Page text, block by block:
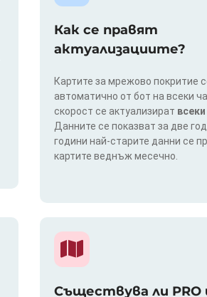
Как се правят
актуализациите?
Картите за мрежово покритие
автоматично от бот на всеки
скорост се актуализират
Данните се показват за две
години най-старите данни се
картите веднъж месечно.
Съществува ли PRO